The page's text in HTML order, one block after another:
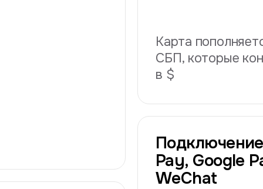
Карта
СБП, которые
в $
Pay, Google
WeChat